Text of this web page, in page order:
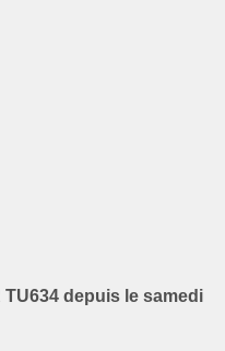
depuis le samedi